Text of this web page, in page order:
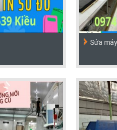
Sửa